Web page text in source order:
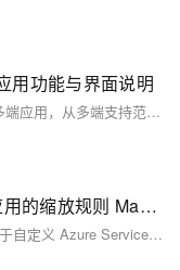
用功能与界面说明
本文将对一款基于 uni-app 开发的废品回收类多端应用，从多端支持范围、核心功能模块及部分界面展示进行客观说明，相关资源信息也将一并呈现。
【Azure Container App】配置容器应用的缩放规则 Managed Identity 连接中国区 Azure Service Bus 问题
本文介绍了在 Azure Container Apps 中配置基于自定义 Azure Service Bus 的自动缩放规则时，因未指定云环境导致的域名解析错误问题。解决方案是在扩展规则中添加 `cloud=AzureChinaCloud` 参数，以适配中国区 Azure 环境。内容涵盖问题描述、原因分析、解决方法及配置示例，适用于使用 KEDA 实现事件驱动自动缩放的场景。